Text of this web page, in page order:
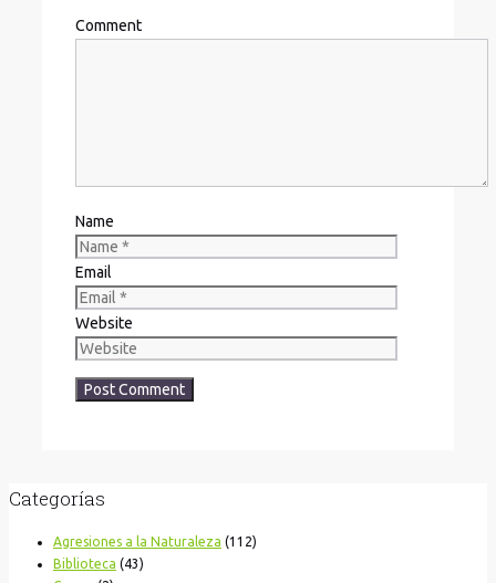
Comment
Name
Email
Website
Categorías
Agresiones a la Naturaleza (112)
Biblioteca (43)